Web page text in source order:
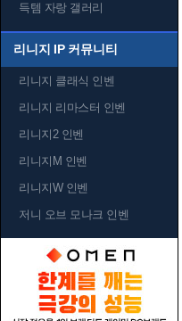
득템 자랑 갤러리
리니지 IP 커뮤니티
리니지 클래식 인벤
리니지 리마스터 인벤
리니지2 인벤
리니지M 인벤
리니지W 인벤
저니 오브 모나크 인벤